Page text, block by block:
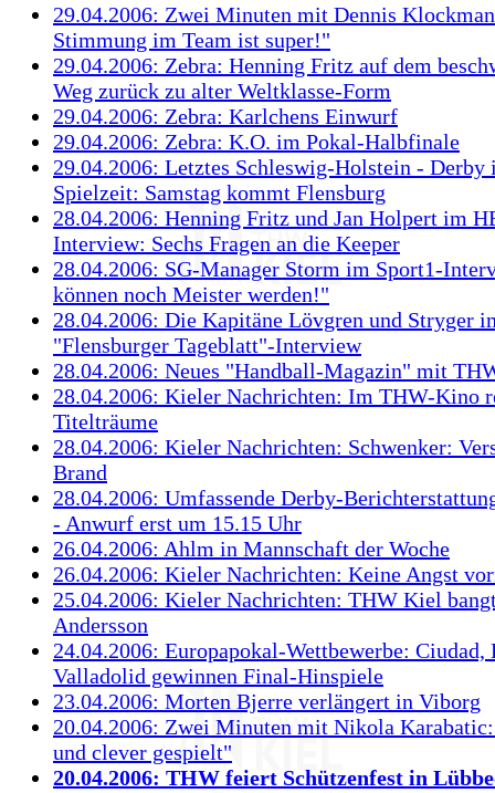
29.04.2006: Zwei Minuten mit Dennis
Stimmung im Team ist super!"
29.04.2006: Zebra: Henning Fritz auf dem
Weg zurück zu alter Weltklasse-Form
29.04.2006: Zebra: Karlchens Einwurf
29.04.2006: Zebra: K.O. im Pokal-Halbfinale
29.04.2006: Letztes Schleswig-Holstein - Derby
Spielzeit: Samstag kommt Flensburg
28.04.2006: Henning Fritz und Jan Holpert im
Interview: Sechs Fragen an die Keeper
28.04.2006: SG-Manager Storm im Sport1-
können noch Meister werden!"
28.04.2006: Die Kapitäne Lövgren und Stryger
"Flensburger Tageblatt"-Interview
28.04.2006: Neues "Handball-Magazin" mit
28.04.2006: Kieler Nachrichten: Im THW-Kino
Titelträume
28.04.2006: Kieler Nachrichten: Schwenker:
Brand
28.04.2006: Umfassende Derby-
- Anwurf erst um 15.15 Uhr
26.04.2006: Ahlm in Mannschaft der Woche
26.04.2006: Kieler Nachrichten: Keine Angst
25.04.2006: Kieler Nachrichten: THW Kiel
Andersson
24.04.2006: Europapokal-Wettbewerbe: Ciudad,
Valladolid gewinnen Final-Hinspiele
23.04.2006: Morten Bjerre verlängert in Viborg
20.04.2006: Zwei Minuten mit Nikola
und clever gespielt"
20.04.2006: THW feiert Schützenfest in